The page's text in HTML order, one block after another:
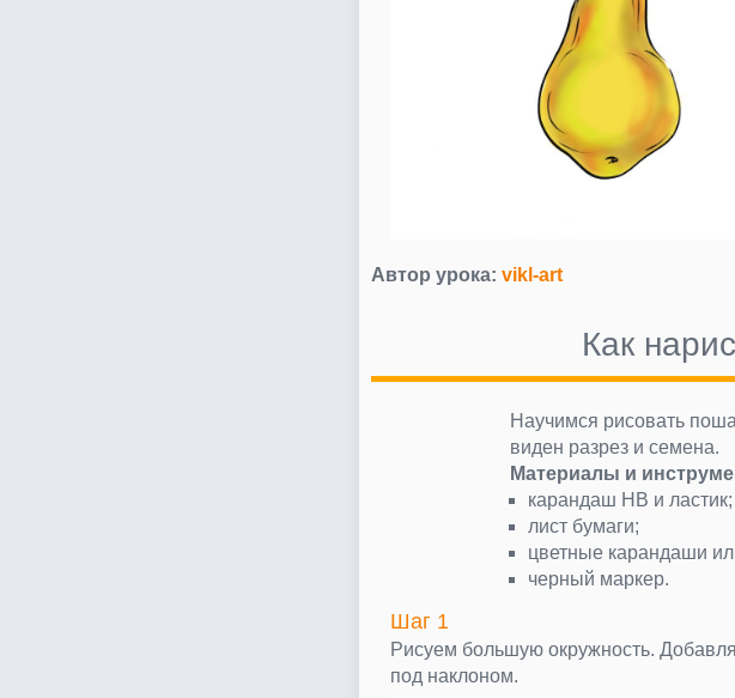
Автор урока: vikl-art
Как
Научимся рисовать
виден разрез и семена.
Материалы и
карандаш НВ и ластик;
лист бумаги;
цветные карандаши
черный маркер.
Шаг 1
Рисуем большую окружность.
под наклоном.